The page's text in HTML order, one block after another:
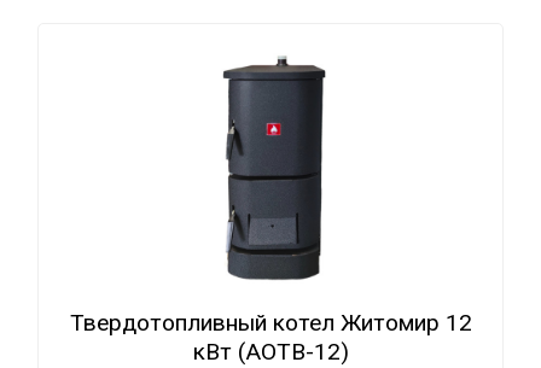
Твердотопливный котел Житомир 12
кВт (АОТВ-12)